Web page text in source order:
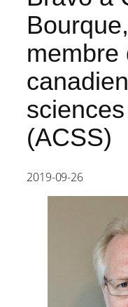
membre
(ACSS)
2019-09-26